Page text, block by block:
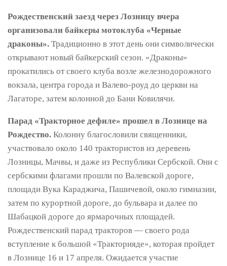
Рождественский заезд через Лозницу вчера
организовали байкеры мотоклуба «Черные
драконы». Традиционно в этот день они символически
открывают новый байкерский сезон. «Драконы»
прокатились от своего клуба возле железнодорожного
вокзала, центра города и Валево-роуд до церкви на
Лагаторе, затем колонной до Бани Ковилячи.
Парад «Тракторное дефиле» прошел в Лознице на
Рождество. Колонну благословили священники,
участвовало около 140 трактористов из деревень
Лозницы, Мачвы, и даже из Республики Сербской. Они с
сербскими флагами прошли по Валевской дороге,
площади Вука Караджича, Пашичевой, около гимназии,
затем по курортной дороге, до бульвара и далее по
Шабацкой дороге до ярмарочных площадей.
Рождественский парад тракторов — своего рода
вступление к большой «Тракторияде», которая пройдет
в Лознице 16 и 17 апреля. Ожидается участие